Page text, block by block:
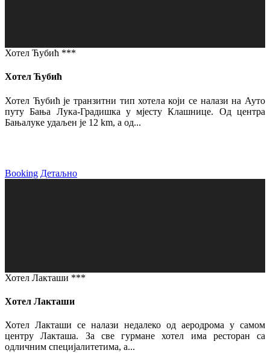
Хотел Ћубић ***
Хотел Ћубић
Хотел Ћубић је транзитни тип хотела који се налази на Ауто
путу Бања Лука-Градишка у мјесту Клашнице. Од центра
Бањалуке удаљен је 12 km, а од...
Booking Детаљно
Хотел Лакташи ***
Хотел Лакташи
Хотел Лакташи се налази недалеко од аеродрома у самом
центру Лакташа. За све гурмане хотел има ресторан са
одличним специјалитетима, а...